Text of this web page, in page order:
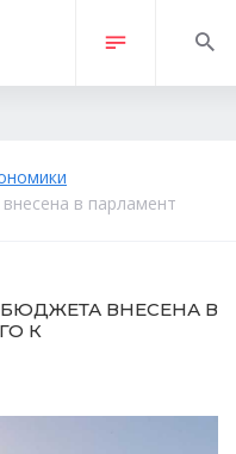
в парламент
ВНЕСЕНА В
К